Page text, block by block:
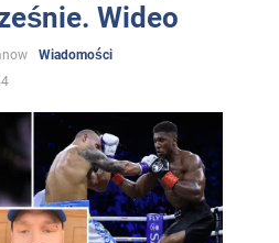
Wideo
Wiadomości